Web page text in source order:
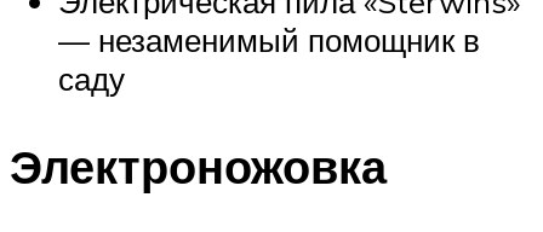
— незаменимый помощник в
саду
Электроножовка